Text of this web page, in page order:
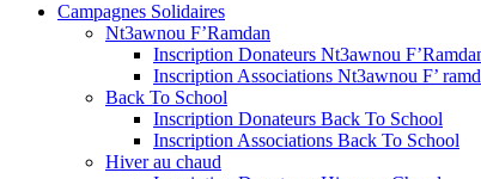
Campagnes Solidaires
Nt3awnou F’Ramdan
Inscription Donateurs Nt3awnou
Inscription Associations Nt3awnou F’
Back To School
Inscription Donateurs Back To School
Inscription Associations Back To School
Hiver au chaud